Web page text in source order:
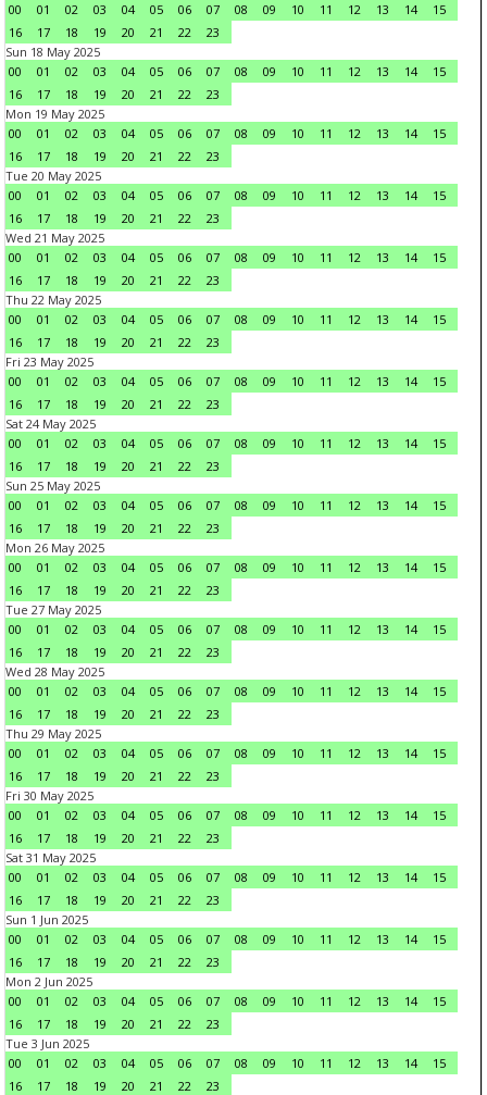
00
01 02 03 04 05 06 07 08 09 10 11 12 13 14
15
16
17 18 19 20 21 22
23
Sun 18 May 2025
00
01 02 03 04 05 06 07 08 09 10 11 12 13 14
15
16
17 18 19 20 21 22
23
Mon 19 May 2025
00
01 02 03 04 05 06 07 08 09 10 11 12 13 14
15
16
17 18 19 20 21 22
23
Tue 20 May 2025
00
01 02 03 04 05 06 07 08 09 10 11 12 13 14
15
16
17 18 19 20 21 22
23
Wed 21 May 2025
00
01 02 03 04 05 06 07 08 09 10 11 12 13 14
15
16
17 18 19 20 21 22
23
Thu 22 May 2025
00
01 02 03 04 05 06 07 08 09 10 11 12 13 14
15
16
17 18 19 20 21 22
23
Fri 23 May 2025
00
01 02 03 04 05 06 07 08 09 10 11 12 13 14
15
16
17 18 19 20 21 22
23
Sat 24 May 2025
00
01 02 03 04 05 06 07 08 09 10 11 12 13 14
15
16
17 18 19 20 21 22
23
Sun 25 May 2025
00
01 02 03 04 05 06 07 08 09 10 11 12 13 14
15
16
17 18 19 20 21 22
23
Mon 26 May 2025
00
01 02 03 04 05 06 07 08 09 10 11 12 13 14
15
16
17 18 19 20 21 22
23
Tue 27 May 2025
00
01 02 03 04 05 06 07 08 09 10 11 12 13 14
15
16
17 18 19 20 21 22
23
Wed 28 May 2025
00
01 02 03 04 05 06 07 08 09 10 11 12 13 14
15
16
17 18 19 20 21 22
23
Thu 29 May 2025
00
01 02 03 04 05 06 07 08 09 10 11 12 13 14
15
16
17 18 19 20 21 22
23
Fri 30 May 2025
00
01 02 03 04 05 06 07 08 09 10 11 12 13 14
15
16
17 18 19 20 21 22
23
Sat 31 May 2025
00
01 02 03 04 05 06 07 08 09 10 11 12 13 14
15
16
17 18 19 20 21 22
23
Sun 1 Jun 2025
00
01 02 03 04 05 06 07 08 09 10 11 12 13 14
15
16
17 18 19 20 21 22
23
Mon 2 Jun 2025
00
01 02 03 04 05 06 07 08 09 10 11 12 13 14
15
16
17 18 19 20 21 22
23
Tue 3 Jun 2025
00
01 02 03 04 05 06 07 08 09 10 11 12 13 14
15
16
17 18 19 20 21 22
23